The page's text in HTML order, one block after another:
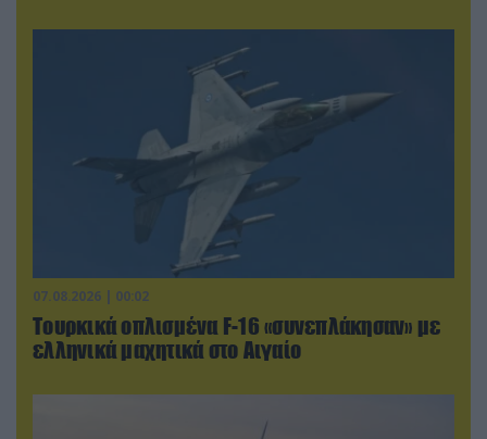
07.08.2026 | 00:02
Τουρκικά οπλισμένα F-16 «συνεπλάκησαν» με
ελληνικά μαχητικά στο Αιγαίο